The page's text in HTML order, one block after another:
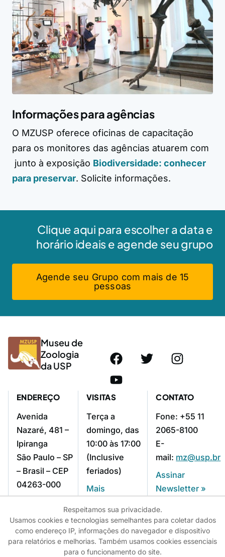
Informações para agências
O MZUSP oferece oficinas de capacitação
para os monitores das agências atuarem com
junto à exposição Biodiversidade: conhecer
para preservar. Solicite informações.
Clique aqui para escolher a data e
horário ideais e agende seu grupo
Agende seu Grupo com mais de 15
pessoas
Museu de
Zoologia
da USP
ENDEREÇO
Avenida
Nazaré, 481 –
Ipiranga
São Paulo – SP
– Brasil – CEP
04263-000
VISITAS
Terça a
domingo, das
10:00 às 17:00
(Inclusive
feriados)
Mais
CONTATO
Fone: +55 11
2065-8100
E-
mail: mz@usp.br
Assinar
Newsletter »
© 2025 - USP - Universidade de São Paulo
Respeitamos sua privacidade.
Usamos cookies e tecnologias semelhantes para coletar dados
como endereço IP, informações do navegador e dispositivo
para relatórios e melhorias. Também usamos cookies essenciais
para o funcionamento do site.